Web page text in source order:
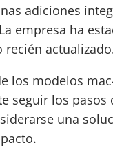
adiciones
empresa ha
recién
los modelos
seguir los
una